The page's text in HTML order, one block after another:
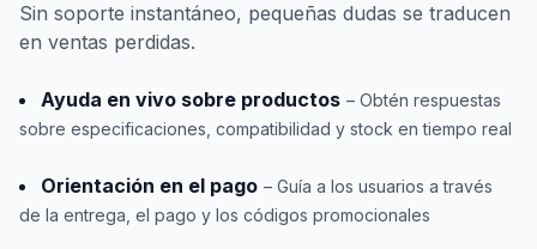
Sin soporte instantáneo, pequeñas dudas se traducen
en ventas perdidas.
Ayuda en vivo sobre productos – Obtén respuestas
sobre especificaciones, compatibilidad y stock en tiempo real
Orientación en el pago – Guía a los usuarios a través
de la entrega, el pago y los códigos promocionales